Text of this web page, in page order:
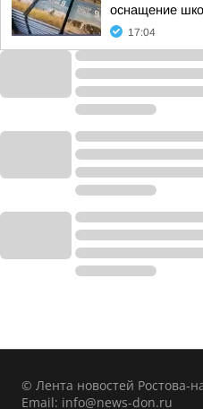
оснащение
17:04
© Лента новостей Ростова-
Email: info@news-don.ru